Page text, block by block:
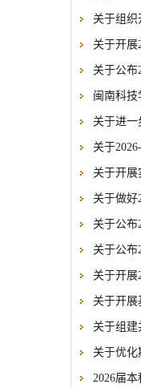
关于组织
关于开展
关于公布
闽南科
关于进一
关于
关于开
关于做好
关于公布
关于公布
关于开展
关于开
关于组
关于优
2026届